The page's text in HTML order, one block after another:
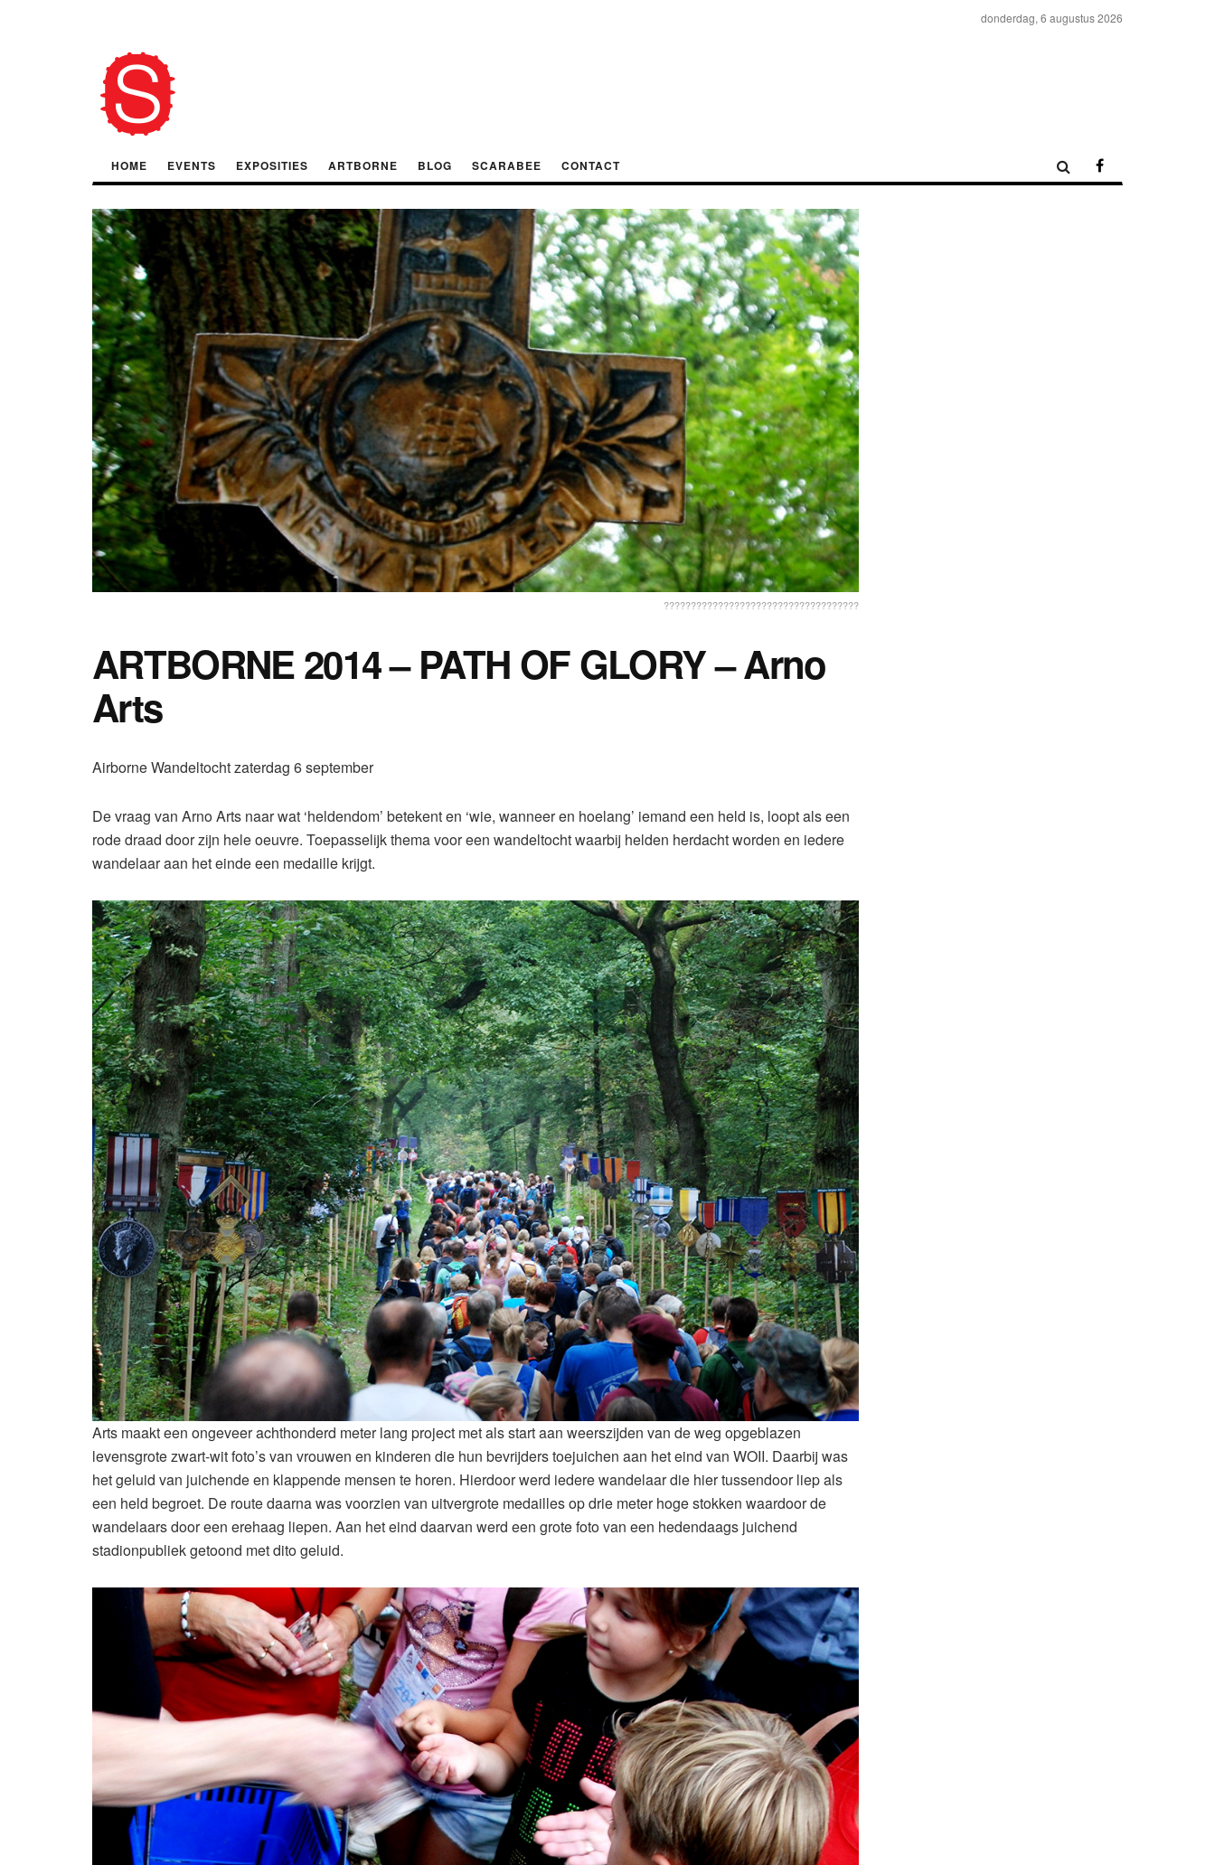
donderdag, 6 augustus 2026
HOME EVENTS EXPOSITIES ARTBORNE BLOG SCARABEE CONTACT
????????????????????????????????????
ARTBORNE 2014 – PATH OF GLORY – Arno
Arts
Airborne Wandeltocht zaterdag 6 september
De vraag van Arno Arts naar wat ‘heldendom’ betekent en ‘wie, wanneer en hoelang’ iemand een held is, loopt als een
rode draad door zijn hele oeuvre. Toepasselijk thema voor een wandeltocht waarbij helden herdacht worden en iedere
wandelaar aan het einde een medaille krijgt.
Arts maakt een ongeveer achthonderd meter lang project met als start aan weerszijden van de weg opgeblazen
levensgrote zwart-wit foto’s van vrouwen en kinderen die hun bevrijders toejuichen aan het eind van WOII. Daarbij was
het geluid van juichende en klappende mensen te horen. Hierdoor werd iedere wandelaar die hier tussendoor liep als
een held begroet. De route daarna was voorzien van uitvergrote medailles op drie meter hoge stokken waardoor de
wandelaars door een erehaag liepen. Aan het eind daarvan werd een grote foto van een hedendaags juichend
stadionpubliek getoond met dito geluid.